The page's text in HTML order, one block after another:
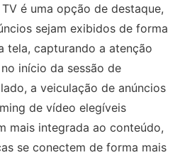
TV é uma opção de destaque,
sejam exibidos de forma
tela, capturando a atenção
início da sessão de
a veiculação de anúncios
de vídeo elegíveis
mais integrada ao conteúdo,
se conectem de forma mais